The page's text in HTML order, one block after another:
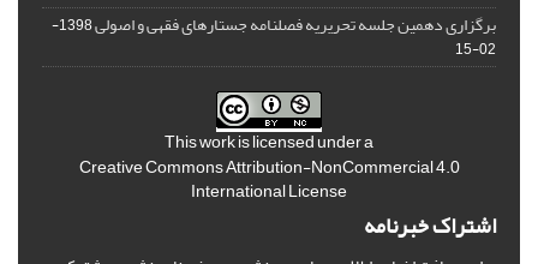
برگزاری دهمین جلسه تحریریه فصلنامه جستارهای فقهی و اصولی
1398-
02-15
This work is licensed under a
Creative Commons Attribution-NonCommercial 4.0
International License
اشتراک خبرنامه